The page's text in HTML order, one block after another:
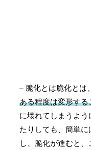
– 脆化とは脆化とは
ある程度は変形す
に壊れてしまうよ
たりしても、簡単
し、脆化が進むと